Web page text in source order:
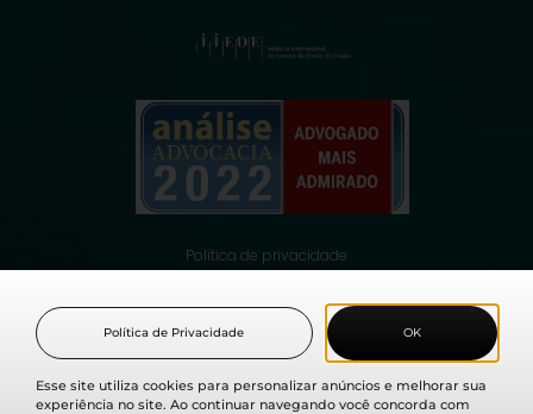
Política de privacidade
© 2021 Fabio Medina Osorio, todos os direitos reservados.
Esse site utiliza cookies para personalizar anúncios e melhorar sua
experiência no site. Ao continuar navegando você concorda com
OK
Política de Privacidade